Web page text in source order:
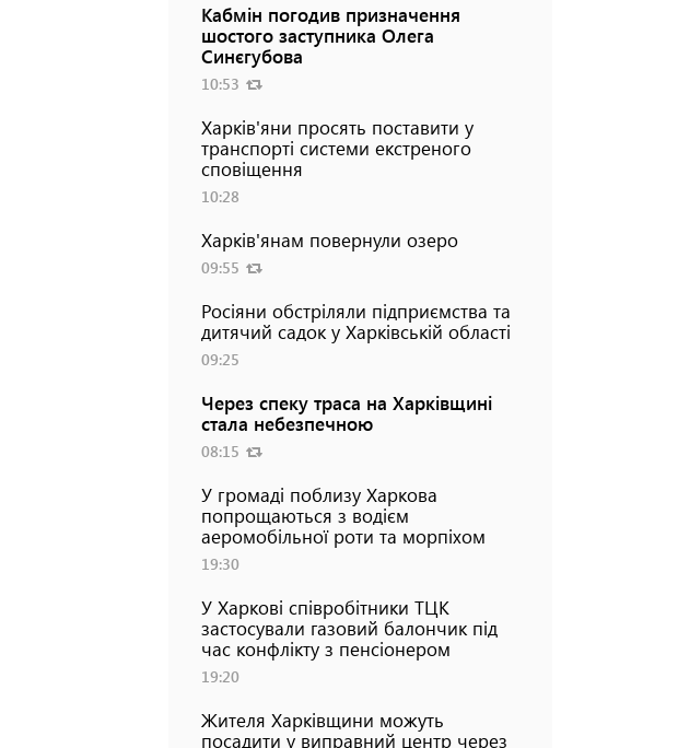
Кабмін погодив призначення
шостого заступника Олега
Синєгубова
10:53
Харків'яни просять поставити у
транспорті системи екстреного
сповіщення
10:28
Харків'янам повернули озеро
09:55
Росіяни обстріляли підприємства та
дитячий садок у Харківській області
09:25
Через спеку траса на Харківщині
стала небезпечною
08:15
У громаді поблизу Харкова
попрощаються з водієм
аеромобільної роти та морпіхом
19:30
У Харкові співробітники ТЦК
застосували газовий балончик під
час конфлікту з пенсіонером
19:20
Жителя Харківщини можуть
посадити у виправний центр через